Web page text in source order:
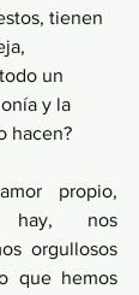
tienen
un
y la
hacen?
propio,
hay, nos
orgullosos
que hemos